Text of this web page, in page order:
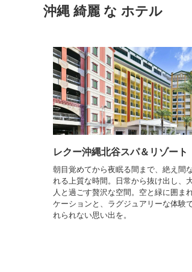
沖縄 綺麗 な ホテル
レクー沖縄北谷スパ＆リゾート
朝目覚めてから夜眠る間まで、絶え間
れる上質な時間。日常から抜け出し、
人と過ごす贅沢な空間。空と緑に囲ま
ケーションと、ラグジュアリーな体験
れられない思い出を。